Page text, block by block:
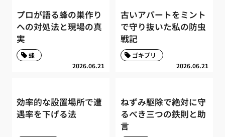
プロが語る蜂の巣作り
への対処法と現場の真
実
2026.06.21
蜂
古いアパートをミント
で守り抜いた私の防虫
戦記
2026.06.21
ゴキブリ
効率的な設置場所で遭
遇率を下げる法
ねずみ駆除で絶対に守
るべき三つの鉄則と助
言